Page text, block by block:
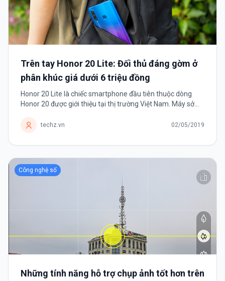
Trên tay Honor 20 Lite: Đối thủ đáng gờm ở
phân khúc giá dưới 6 triệu đồng
Honor 20 Lite là chiếc smartphone đầu tiên thuộc dòng
Honor 20 được giới thiệu tại thị trường Việt Nam. Máy sở
trước đat 32MP với mức giá chỉ 5,99 triệu đồng.
techz.vn 02/05/2019
Công nghệ số
Những tính năng hỗ trợ chụp ảnh tốt hơn trên